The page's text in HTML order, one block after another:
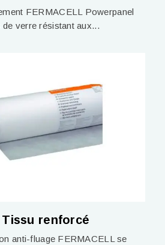
FERMACELL Powerpanel
verre résistant aux...
Tissu renforcé
anti-fluage FERMACELL se